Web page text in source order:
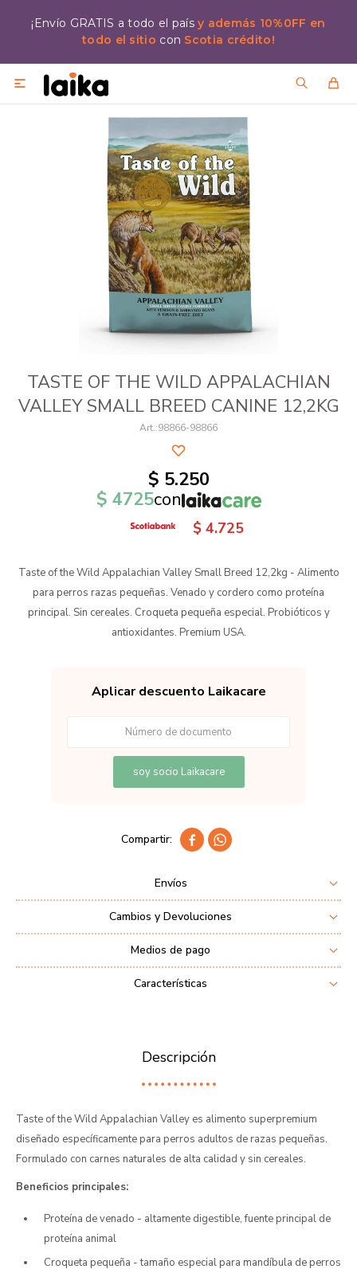
¡Envío GRATIS a todo el paísy además 10%0FF en
todo el sitio con Scotia crédito!

TASTE OF THE WILD APPALACHIAN
VALLEY SMALL BREED CANINE 12,2KG
98866-98866
$ 5.250
$ 4725con
$ 4.725
Taste of the Wild Appalachian Valley Small Breed 12,2kg - Alimento
para perros razas pequeñas. Venado y cordero como proteína
principal. Sin cereales. Croqueta pequeña especial. Probióticos y
antioxidantes. Premium USA.
Aplicar descuento Laikacare
soy socio Laikacare
 
Envíos
Cambios y Devoluciones
Medios de pago
Características
Descripción
Taste of the Wild Appalachian Valley es alimento superpremium
diseñado específicamente para perros adultos de razas pequeñas.
Formulado con carnes naturales de alta calidad y sin cereales.
Beneficios principales:
Proteína de venado - altamente digestible, fuente principal de
proteína animal
Croqueta pequeña - tamaño especial para mandíbula de perros